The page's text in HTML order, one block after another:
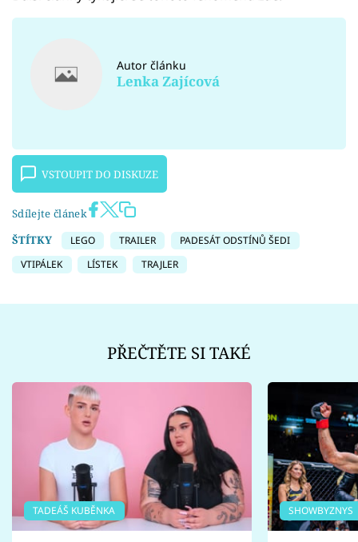
Autor článku
Lenka Zajícová
VSTOUPIT DO DISKUZE
Sdílejte článek
ŠTÍTKY
LEGO TRAILER
PADESÁT ODSTÍNŮ ŠEDI
VTIPÁLEK
LÍSTEK TRAJLER
PŘEČTĚTE SI TAKÉ
TADEÁŠ KUBĚNKA SHOWBYZNYS